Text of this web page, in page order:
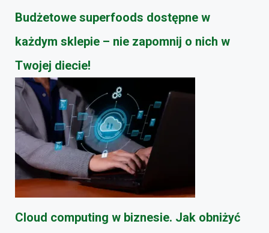
Budżetowe superfoods dostępne w
każdym sklepie – nie zapomnij o nich w
Twojej diecie!
Cloud computing w biznesie. Jak obniżyć